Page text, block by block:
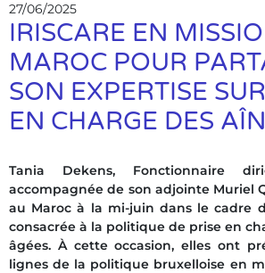
27/06/2025
IRISCARE EN
MAROC POUR
SON EXPERTISE
EN CHARGE DES
Tania Dekens, Fonctionnaire
accompagnée de son adjointe Muriel
au Maroc à la mi-juin dans le cadre
consacrée à la politique de prise en
âgées. À cette occasion, elles ont
lignes de la politique bruxelloise en